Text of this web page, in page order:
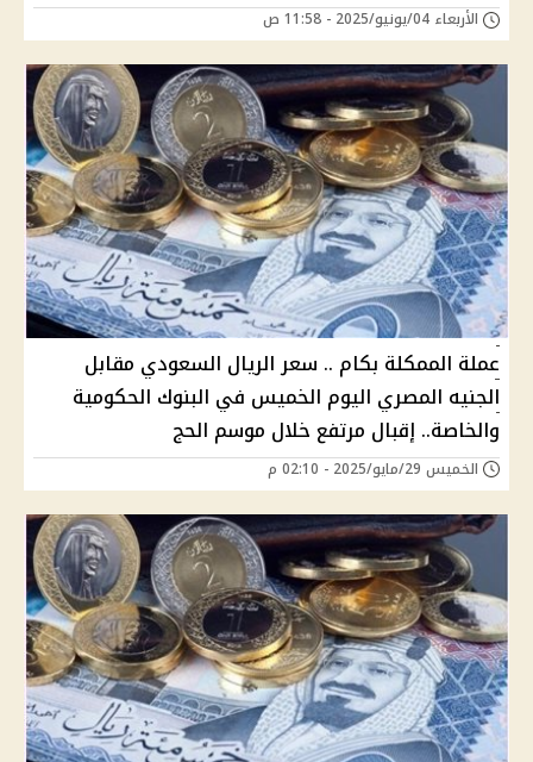
الأربعاء 04/يونيو/2025 - 11:58 ص
عملة الممكلة بكام .. سعر الريال السعودي مقابل
الجنيه المصري اليوم الخميس في البنوك الحكومية
والخاصة.. إقبال مرتفع خلال موسم الحج
الخميس 29/مايو/2025 - 02:10 م